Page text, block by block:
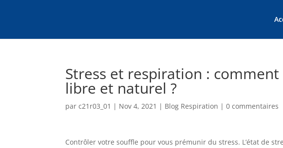
Stress et respiration :
libre et naturel ?
parc21r03_01 | Nov 4, 2021 | Blog Respiration |0 commentaires
Contrôler votre souffle pour vous prémunir du stress. L’état de